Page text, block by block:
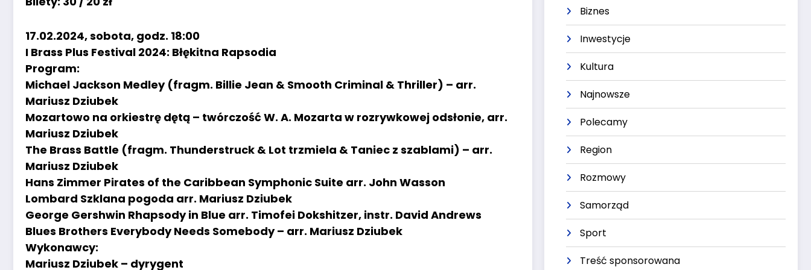
17.02.2024, sobota, godz. 18:00
I Brass Plus Festival 2024: Błękitna Rapsodia
Program:
Michael Jackson Medley (fragm. Billie Jean & Smooth Criminal & Thriller) – arr.
Mariusz Dziubek
Mozartowo na orkiestrę dętą – twórczość W. A. Mozarta w rozrywkowej odsłonie, arr.
Mariusz Dziubek
The Brass Battle (fragm. Thunderstruck & Lot trzmiela & Taniec z szablami) – arr.
Mariusz Dziubek
Hans Zimmer Pirates of the Caribbean Symphonic Suite arr. John Wasson
Lombard Szklana pogoda arr. Mariusz Dziubek
George Gershwin Rhapsody in Blue arr. Timofei Dokshitzer, instr. David Andrews
Blues Brothers Everybody Needs Somebody – arr. Mariusz Dziubek
Wykonawcy:
Mariusz Dziubek – dyrygent
Biznes
Inwestycje
Kultura
Najnowsze
Polecamy
Region
Rozmowy
Samorząd
Sport
Treść sponsorowana